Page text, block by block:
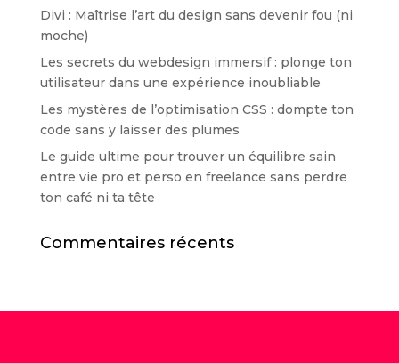
Divi : Maîtrise l’art du design sans devenir fou (ni
moche)
Les secrets du webdesign immersif : plonge ton
utilisateur dans une expérience inoubliable
Les mystères de l’optimisation CSS : dompte ton
code sans y laisser des plumes
Le guide ultime pour trouver un équilibre sain
entre vie pro et perso en freelance sans perdre
ton café ni ta tête
Commentaires récents